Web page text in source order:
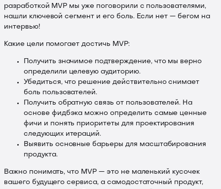
разработкой MVP мы уже поговорили с пользователями,
нашли ключевой сегмент и его боль. Если нет — бегом на
интервью!
Какие цели помогает достичь MVP:
Получить значимое подтверждение, что мы верно
определили целевую аудиторию.
Убедиться, что решение действительно снимает
боль пользователей.
Получить обратную связь от пользователей. На
основе фидбэка можно определить самые ценные
фичи и понять приоритеты для проектирования
следующих итераций.
Выявить основные барьеры для масштабирования
продукта.
Важно понимать, что MVP — это не маленький кусочек
вашего будущего сервиса, а самодостаточный продукт,